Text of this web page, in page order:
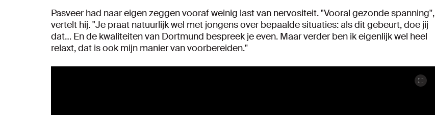
Pasveer had naar eigen zeggen vooraf weinig last van nervositeit. "Vooral gezonde spanning'',
vertelt hij. "Je praat natuurlijk wel met jongens over bepaalde situaties: als dit gebeurt, doe jij
dat… En de kwaliteiten van Dortmund bespreek je even. Maar verder ben ik eigenlijk wel heel
relaxt, dat is ook mijn manier van voorbereiden.''